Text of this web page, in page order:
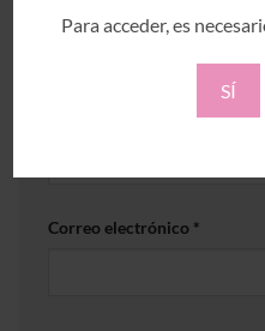
Para acceder, es
SÍ
Correo electrónico *